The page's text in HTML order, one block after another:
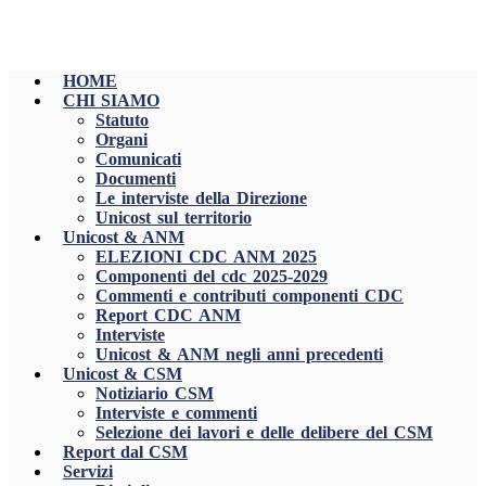
HOME
CHI SIAMO
Statuto
Organi
Comunicati
Documenti
Le interviste della Direzione
Unicost sul territorio
Unicost & ANM
ELEZIONI CDC ANM 2025
Componenti del cdc 2025-2029
Commenti e contributi componenti CDC
Report CDC ANM
Interviste
Unicost & ANM negli anni precedenti
Unicost & CSM
Notiziario CSM
Interviste e commenti
Selezione dei lavori e delle delibere del CSM
Report dal CSM
Servizi